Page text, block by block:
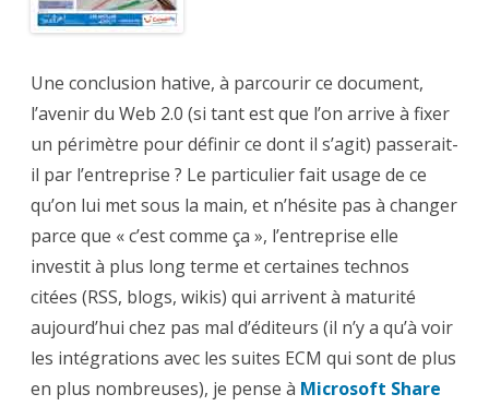
Une conclusion hative, à parcourir ce document,
l’avenir du Web 2.0 (si tant est que l’on arrive à fixer
un périmètre pour définir ce dont il s’agit) passerait-
il par l’entreprise ? Le particulier fait usage de ce
qu’on lui met sous la main, et n’hésite pas à changer
parce que « c’est comme ça », l’entreprise elle
investit à plus long terme et certaines technos
citées (RSS, blogs, wikis) qui arrivent à maturité
aujourd’hui chez pas mal d’éditeurs (il n’y a qu’à voir
les intégrations avec les suites ECM qui sont de plus
en plus nombreuses), je pense à Microsoft Share